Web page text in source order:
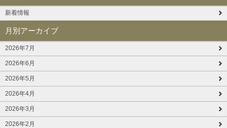
新着情報
月別アーカイブ
2026年7月
2026年6月
2026年5月
2026年4月
2026年3月
2026年2月